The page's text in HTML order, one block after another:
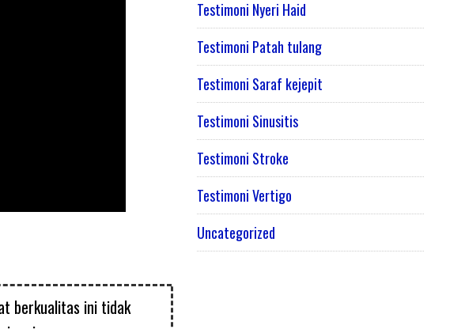
berkualitas ini tidak
Testimoni Nyeri Haid
Testimoni Patah tulang
Testimoni Saraf kejepit
Testimoni Sinusitis
Testimoni Stroke
Testimoni Vertigo
Uncategorized